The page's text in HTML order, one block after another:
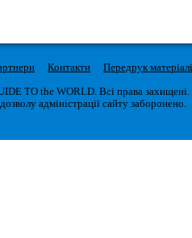
Контакти
Передрук
TO the WORLD. Всі права захищені.
адміністрації сайту заборонено.